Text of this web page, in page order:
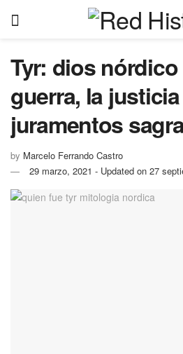
Tyr: dios nórdico
guerra, la
juramentos
by Marcelo Ferrando Castro
29 marzo, 2021 - Updated on 27